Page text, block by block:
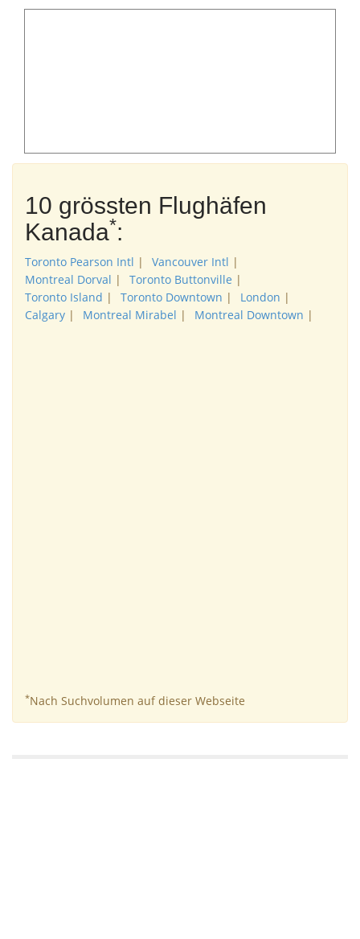
10 grössten Flughäfen
Kanada*:
Toronto Pearson Intl | Vancouver Intl |
Montreal Dorval | Toronto Buttonville |
Toronto Island | Toronto Downtown | London |
Calgary | Montreal Mirabel | Montreal Downtown |
*Nach Suchvolumen auf dieser Webseite